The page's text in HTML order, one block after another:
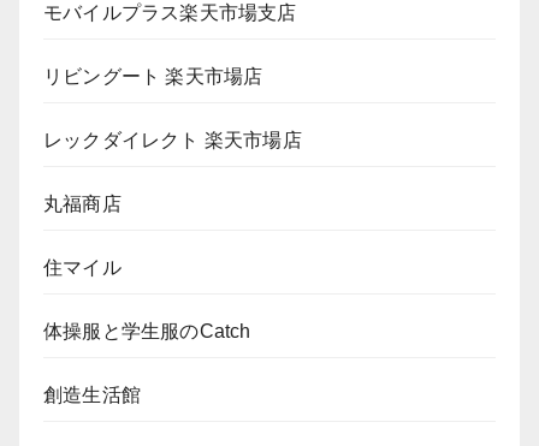
モバイルプラス楽天市場支店
リビングート 楽天市場店
レックダイレクト 楽天市場店
丸福商店
住マイル
体操服と学生服のCatch
創造生活館